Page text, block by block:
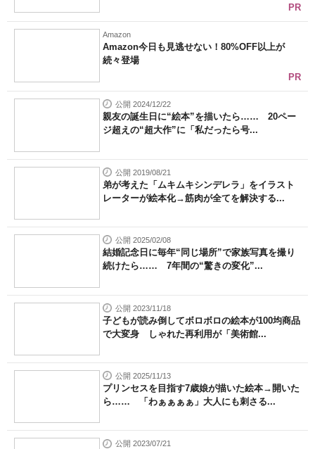
PR
Amazon
Amazon今日も見逃せない！80%OFF以上が
続々登場
PR
公開 2024/12/22
親友の誕生日に“絵本”を描いたら…… 20ペー
ジ超えの“超大作”に「私だったら号...
公開 2019/08/21
弟が考えた「ムキムキシンデレラ」をイラスト
レーターが絵本化→筋肉が全てを解決する...
公開 2025/02/08
結婚記念日に毎年“同じ場所”で家族写真を撮り
続けたら…… 7年間の“驚きの変化”...
公開 2023/11/18
子どもが読み倒してボロボロの絵本が100均商品
で大変身 しゃれた再利用が「美術館...
公開 2025/11/13
プリンセスを目指す7歳娘が描いた絵本→開いた
ら…… 「わぁぁぁぁ」大人にも刺さる...
公開 2023/07/21